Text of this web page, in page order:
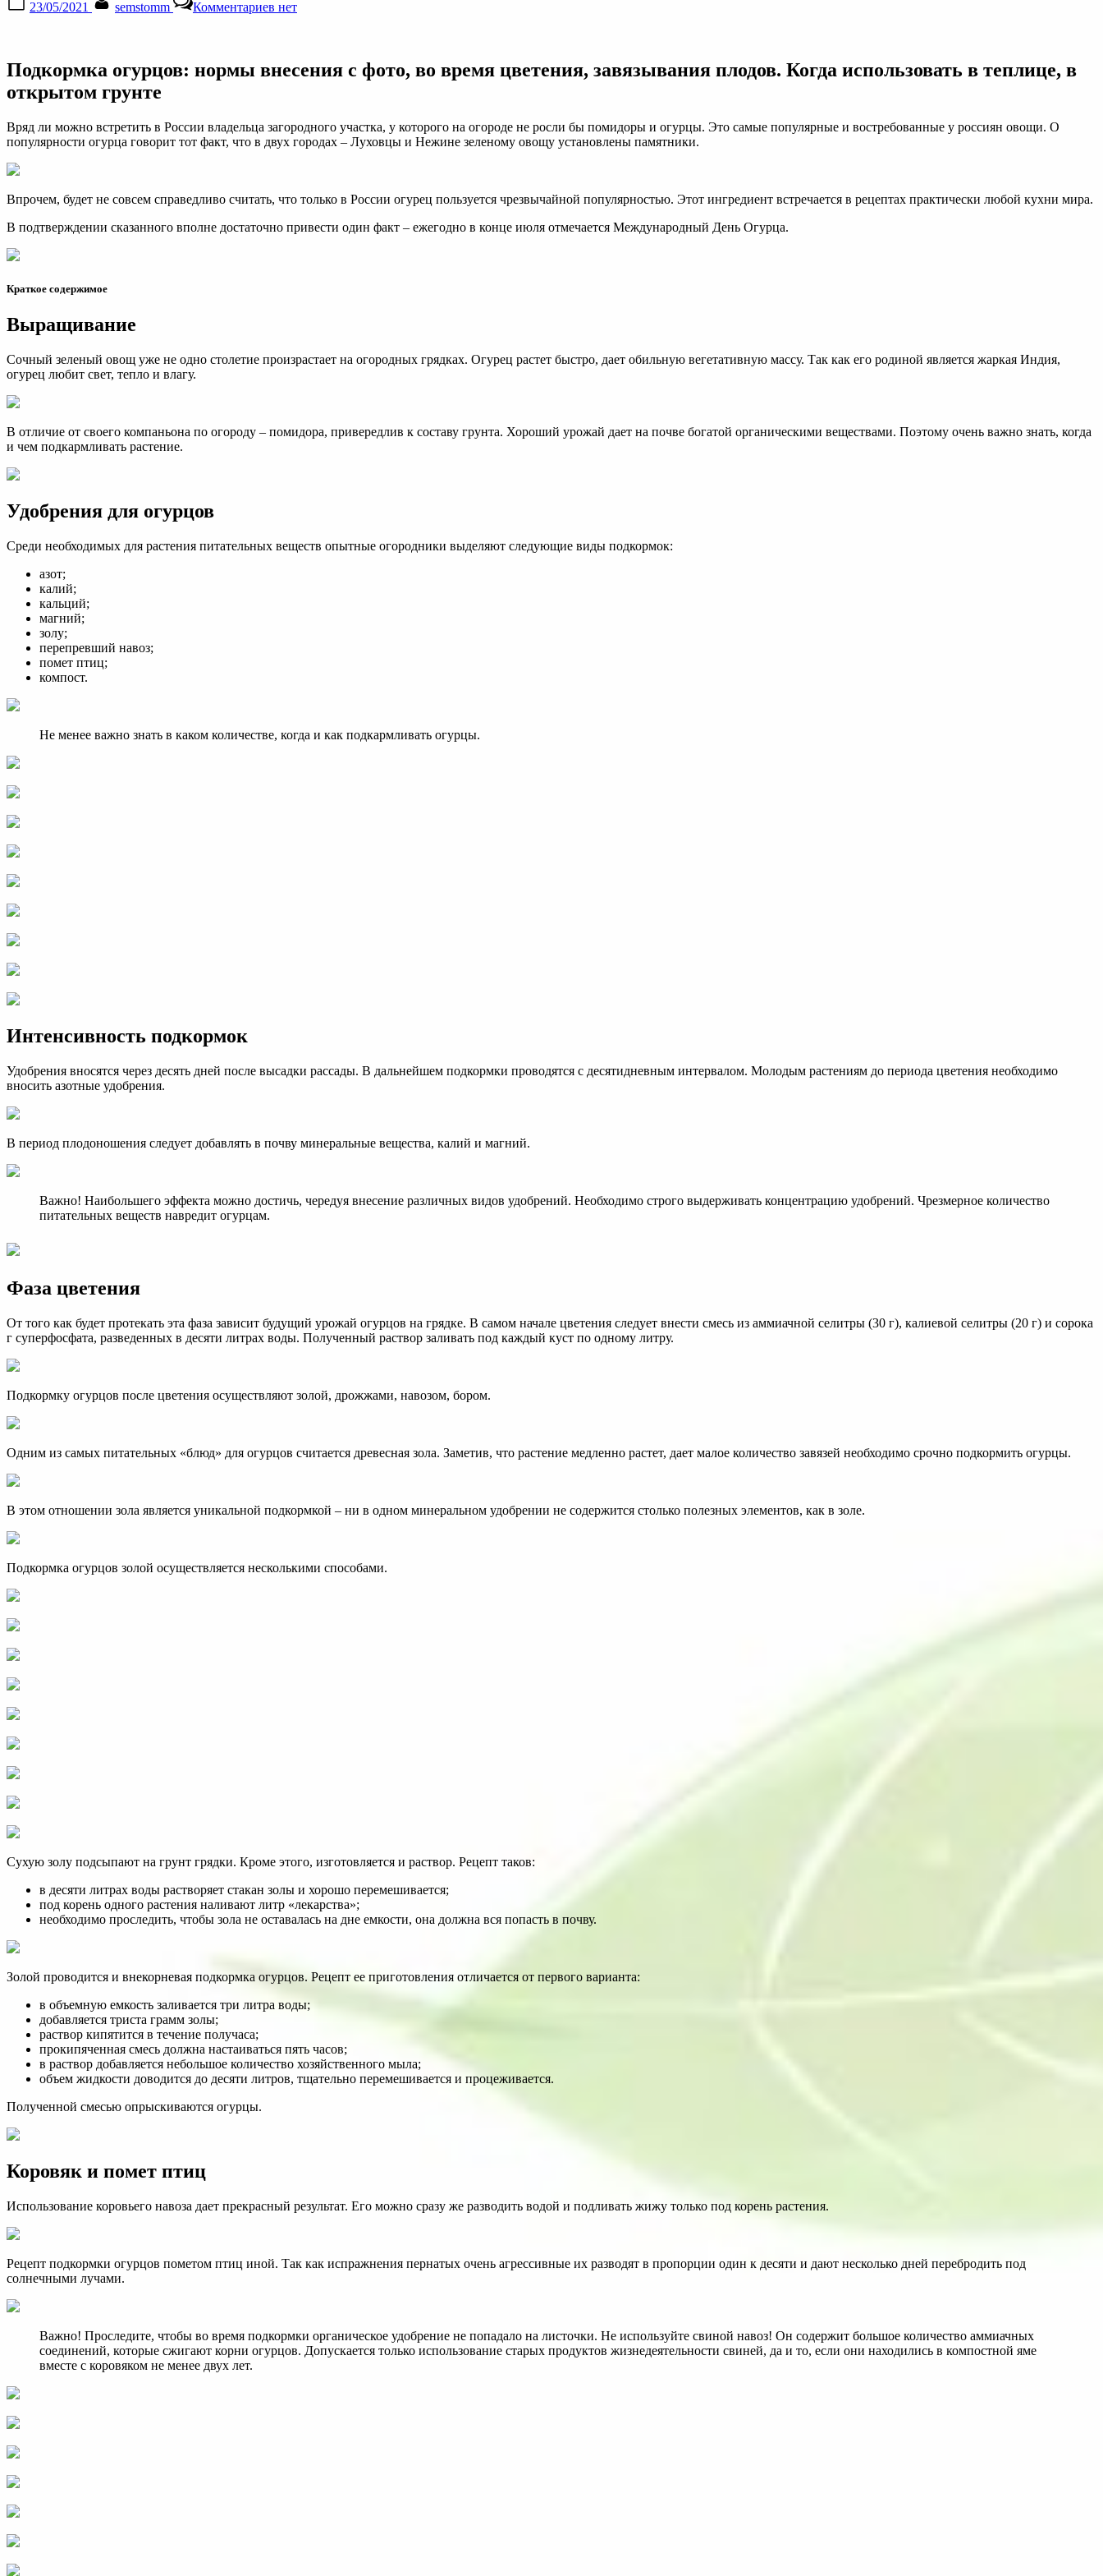
on
23/05/2021 semstomm Комментариевзаписи
удобрения
Фото,
чем
йодом,
(схема
нет
Подкормка огурцов: нормы внесения с фото, во время цветения, завязывания плодов. Когда использовать в теплице, в
открытом грунте
Вряд ли можно встретить в России владельца загородного участка, у которого на огороде не росли бы помидоры и огурцы. Это самые популярные и востребованные у россиян овощи. О
популярности огурца говорит тот факт, что в двух городах – Луховцы и Нежине зеленому овощу установлены памятники.
Впрочем, будет не совсем справедливо считать, что только в России огурец пользуется чрезвычайной популярностью. Этот ингредиент встречается в рецептах практически любой кухни мира.
В подтверждении сказанного вполне достаточно привести один факт – ежегодно в конце июля отмечается Международный День Огурца.
Краткое содержимое
Выращивание
Сочный зеленый овощ уже не одно столетие произрастает на огородных грядках. Огурец растет быстро, дает обильную вегетативную массу. Так как его родиной является жаркая Индия,
огурец любит свет, тепло и влагу.
В отличие от своего компаньона по огороду – помидора, привередлив к составу грунта. Хороший урожай дает на почве богатой органическими веществами. Поэтому очень важно знать, когда
и чем подкармливать растение.
Удобрения для огурцов
Среди необходимых для растения питательных веществ опытные огородники выделяют следующие виды подкормок:
азот;
калий;
кальций;
магний;
золу;
перепревший навоз;
помет птиц;
компост.
Не менее важно знать в каком количестве, когда и как подкармливать огурцы.
Интенсивность подкормок
Удобрения вносятся через десять дней после высадки рассады. В дальнейшем подкормки проводятся с десятидневным интервалом. Молодым растениям до периода цветения необходимо
вносить азотные удобрения.
В период плодоношения следует добавлять в почву минеральные вещества, калий и магний.
Важно! Наибольшего эффекта можно достичь, чередуя внесение различных видов удобрений. Необходимо строго выдерживать концентрацию удобрений. Чрезмерное количество
питательных веществ навредит огурцам.
Фаза цветения
От того как будет протекать эта фаза зависит будущий урожай огурцов на грядке. В самом начале цветения следует внести смесь из аммиачной селитры (30 г), калиевой селитры (20 г) и сорока
г суперфосфата, разведенных в десяти литрах воды. Полученный раствор заливать под каждый куст по одному литру.
Подкормку огурцов после цветения осуществляют золой, дрожжами, навозом, бором.
Одним из самых питательных «блюд» для огурцов считается древесная зола. Заметив, что растение медленно растет, дает малое количество завязей необходимо срочно подкормить огурцы.
В этом отношении зола является уникальной подкормкой – ни в одном минеральном удобрении не содержится столько полезных элементов, как в золе.
Подкормка огурцов золой осуществляется несколькими способами.
Сухую золу подсыпают на грунт грядки. Кроме этого, изготовляется и раствор. Рецепт таков:
в десяти литрах воды растворяет стакан золы и хорошо перемешивается;
под корень одного растения наливают литр «лекарства»;
необходимо проследить, чтобы зола не оставалась на дне емкости, она должна вся попасть в почву.
Золой проводится и внекорневая подкормка огурцов. Рецепт ее приготовления отличается от первого варианта:
в объемную емкость заливается три литра воды;
добавляется триста грамм золы;
раствор кипятится в течение получаса;
прокипяченная смесь должна настаиваться пять часов;
в раствор добавляется небольшое количество хозяйственного мыла;
объем жидкости доводится до десяти литров, тщательно перемешивается и процеживается.
Полученной смесью опрыскиваются огурцы.
Коровяк и помет птиц
Использование коровьего навоза дает прекрасный результат. Его можно сразу же разводить водой и подливать жижу только под корень растения.
Рецепт подкормки огурцов пометом птиц иной. Так как испражнения пернатых очень агрессивные их разводят в пропорции один к десяти и дают несколько дней перебродить под
солнечными лучами.
Важно! Проследите, чтобы во время подкормки органическое удобрение не попадало на листочки. Не используйте свиной навоз! Он содержит большое количество аммиачных
соединений, которые сжигают корни огурцов. Допускается только использование старых продуктов жизнедеятельности свиней, да и то, если они находились в компостной яме
вместе с коровяком не менее двух лет.